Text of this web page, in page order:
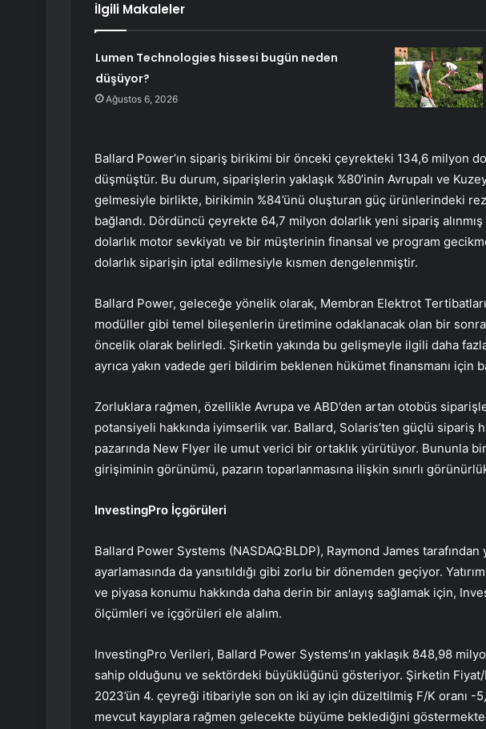
İlgili Makaleler
Lumen Technologies hissesi bugün neden
düşüyor?
Ağustos 6, 2026
Ballard Power’ın sipariş birikimi bir önceki çeyrekteki 134,6 milyon
düşmüştür. Bu durum, siparişlerin yaklaşık %80’inin Avrupalı ve
gelmesiyle birlikte, birikimin %84’ünü oluşturan güç ürünlerindeki
bağlandı. Dördüncü çeyrekte 64,7 milyon dolarlık yeni sipariş
dolarlık motor sevkiyatı ve bir müşterinin finansal ve program
dolarlık siparişin iptal edilmesiyle kısmen dengelenmiştir.
Ballard Power, geleceğe yönelik olarak, Membran Elektrot
modüller gibi temel bileşenlerin üretimine odaklanacak olan bir
öncelik olarak belirledi. Şirketin yakında bu gelişmeyle ilgili daha
ayrıca yakın vadede geri bildirim beklenen hükümet finansmanı için
Zorluklara rağmen, özellikle Avrupa ve ABD’den artan otobüs
potansiyeli hakkında iyimserlik var. Ballard, Solaris’ten güçlü sipariş
pazarında New Flyer ile umut verici bir ortaklık yürütüyor. Bununla
girişiminin görünümü, pazarın toparlanmasına ilişkin sınırlı
InvestingPro İçgörüleri
Ballard Power Systems (NASDAQ:BLDP), Raymond James
ayarlamasında da yansıtıldığı gibi zorlu bir dönemden geçiyor.
ve piyasa konumu hakkında daha derin bir anlayış sağlamak için,
ölçümleri ve içgörüleri ele alalım.
InvestingPro Verileri, Ballard Power Systems’ın yaklaşık 848,98
sahip olduğunu ve sektördeki büyüklüğünü gösteriyor. Şirketin Fiyat/
2023’ün 4. çeyreği itibariyle son on iki ay için düzeltilmiş F/K oranı -
mevcut kayıplara rağmen gelecekte büyüme beklediğini